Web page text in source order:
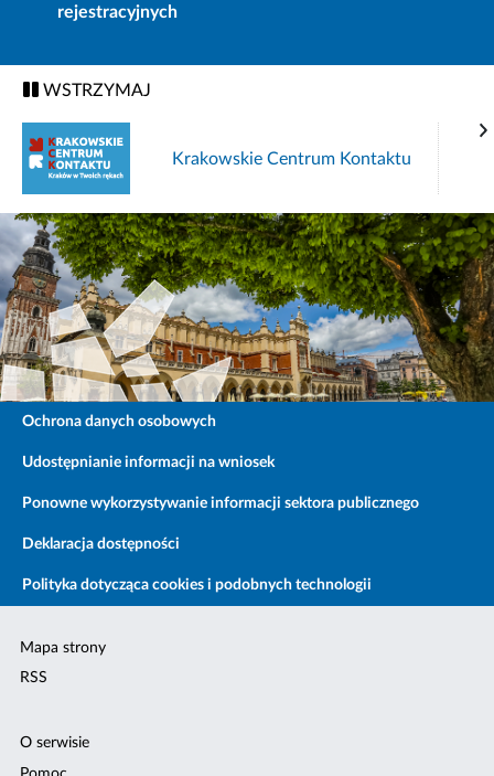
rejestracyjnych
WSTRZYMAJ
Krakowskie Centrum Kontaktu
Ochrona danych osobowych
Udostępnianie informacji na wniosek
Ponowne wykorzystywanie informacji sektora publicznego
Deklaracja dostępności
Polityka dotycząca cookies i podobnych technologii
Mapa strony
RSS
O serwisie